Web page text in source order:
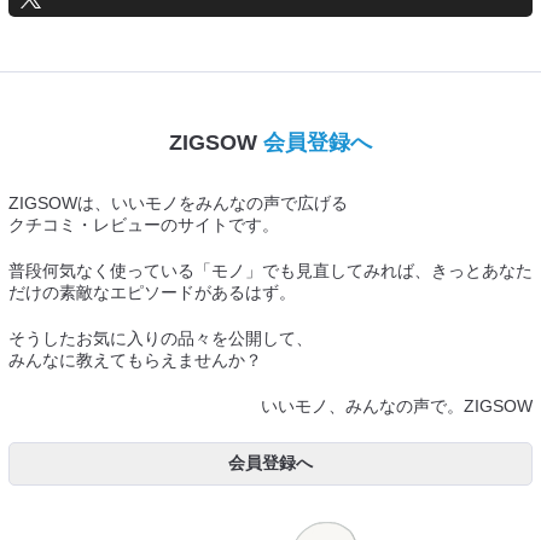
ZIGSOW 会員登録へ
ZIGSOWは、いいモノをみんなの声で広げる
クチコミ・レビューのサイトです。
普段何気なく使っている「モノ」でも見直してみれば、きっとあなた
だけの素敵なエピソードがあるはず。
そうしたお気に入りの品々を公開して、
みんなに教えてもらえませんか？
いいモノ、みんなの声で。ZIGSOW
会員登録へ